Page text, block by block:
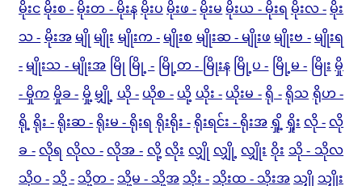
မိုးင မိုးစ - မိုးတ - မိုးန မိုးပ မိုးဖ - မိုးမ မိုးယ - မိုးရ မိုးလ - မိုး
သ - မိုးအ မျို မျိုး မျိုးက - မျိုးစ မျိုးဆ - မျိုးဖ မျိုးဗ - မျိုးရ
- မျိုးသ - မျိုးအ မြို မြို့ - မြို့တ - မြိုးန မြို့ပ - မြို့မ - မြိုး မှို
- မှိုက မှိုခ - မှို့ မျှို့ ယို - ယိုစ - ယို့ ယိုး - ယိုးမ - ရို - ရိုသ ရိုဟ -
ရို့ ရိုး - ရိုးဆ - ရိုးမ - ရိုးရ ရိုးရိုး - ရိုးရင်း - ရိုးအ ရှို့ ရှိုး လို - လို
ခ - လိုရ လိုလ - လိုအ - လို့ လိုး လျှို လျှို့ လျှိုး ဝိုး သို - သိုလ
သိုဝ - သို့ - သို့တ - သို့မ - သို့အ သိုး - သိုးထ - သိုးအ သျှို သျှိုး